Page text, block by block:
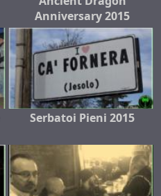
Anniversary 2015
Serbatoi Pieni 2015